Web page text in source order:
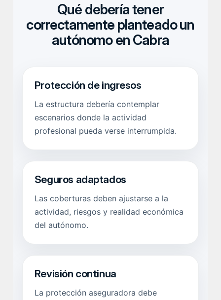
Qué debería tener
correctamente planteado un
autónomo en Cabra
Protección de ingresos
La estructura debería contemplar
escenarios donde la actividad
profesional pueda verse interrumpida.
Seguros adaptados
Las coberturas deben ajustarse a la
actividad, riesgos y realidad económica
del autónomo.
Revisión continua
La protección aseguradora debe